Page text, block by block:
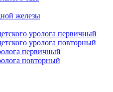
железы
уролога первичный
уролога повторный
первичный
повторный